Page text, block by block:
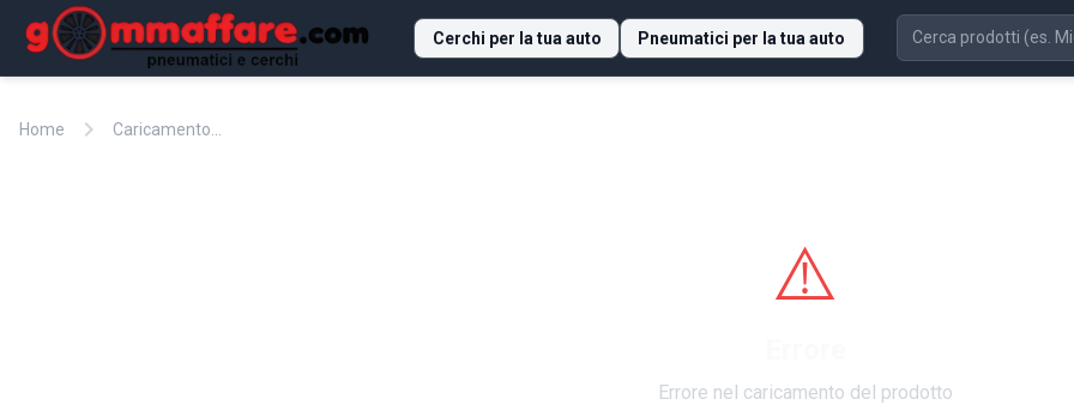
Cerchi per la tua auto Pneumatici per la tua auto
Home chevron_right Caricamento...
⚠️
Errore nel caricamento del prodotto